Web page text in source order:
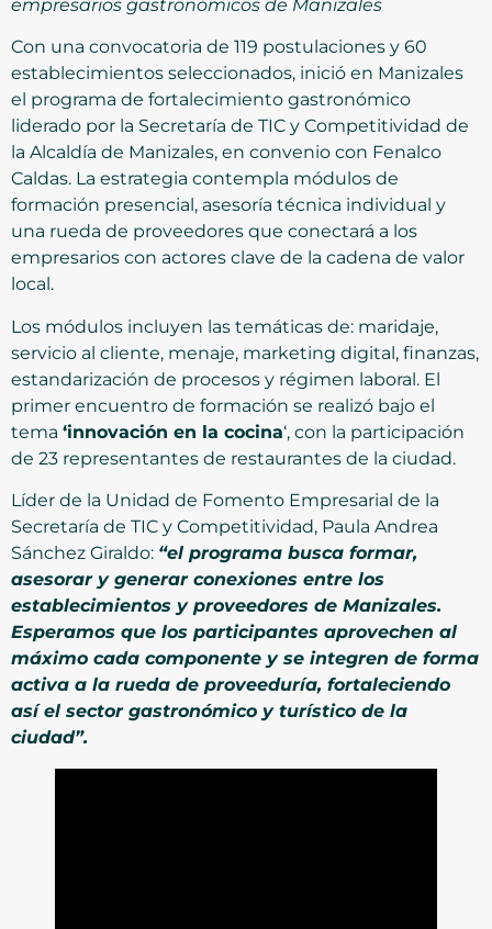
empresarios gastronómicos de Manizales
Con una convocatoria de 119 postulaciones y 60
establecimientos seleccionados, inició en Manizales
el programa de fortalecimiento gastronómico
liderado por la Secretaría de TIC y Competitividad de
la Alcaldía de Manizales, en convenio con Fenalco
Caldas. La estrategia contempla módulos de
formación presencial, asesoría técnica individual y
una rueda de proveedores que conectará a los
empresarios con actores clave de la cadena de valor
local.
Los módulos incluyen las temáticas de: maridaje,
servicio al cliente, menaje, marketing digital, finanzas,
estandarización de procesos y régimen laboral. El
primer encuentro de formación se realizó bajo el
tema ‘innovación en la cocina‘, con la participación
de 23 representantes de restaurantes de la ciudad.
Líder de la Unidad de Fomento Empresarial de la
Secretaría de TIC y Competitividad, Paula Andrea
Sánchez Giraldo: “el programa busca formar,
asesorar y generar conexiones entre los
establecimientos y proveedores de Manizales.
Esperamos que los participantes aprovechen al
máximo cada componente y se integren de forma
activa a la rueda de proveeduría, fortaleciendo
así el sector gastronómico y turístico de la
ciudad”.